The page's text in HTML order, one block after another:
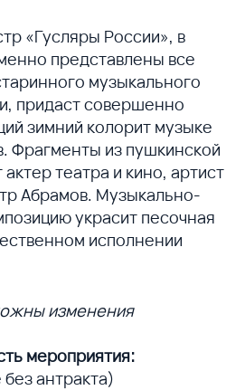
«Гусляры России», в
представлены все
музыкального
придаст совершенно
зимний колорит музыке
Фрагменты из пушкинской
театра и кино, артист
Абрамов. Музыкально-
украсит песочная
исполнении
изменения
мероприятия:
антракта)